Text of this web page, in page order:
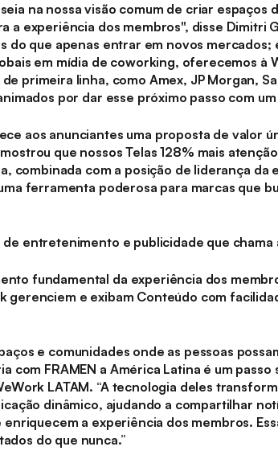
na nossa visão comum de criar espaços
experiência dos membros", disse Dimitri
do que apenas entrar em novos mercados;
em mídia de coworking, oferecemos à
primeira linha, como Amex, JP Morgan,
por dar esse próximo passo com
aos anunciantes uma proposta de valor
que nossos Telas 128% mais
combinada com a posição de liderança da
ferramenta poderosa para marcas que
entretenimento e publicidade que chama
fundamental da experiência dos
gerenciem e exibam Conteúdo com
e comunidades onde as pessoas
com FRAMEN a América Latina é um
LATAM. “A tecnologia deles
dinâmico, ajudando a compartilhar
a experiência dos membros.
do que nunca.”